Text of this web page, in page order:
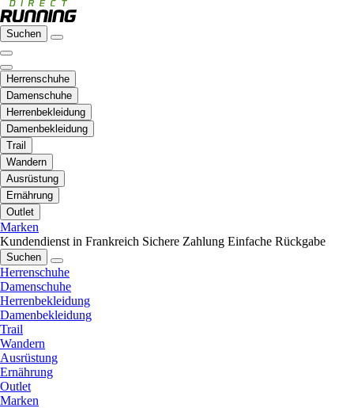
Suchen
Herrenschuhe
Damenschuhe
Herrenbekleidung
Damenbekleidung
Trail
Wandern
Ausrüstung
Ernährung
Outlet
Marken
Kundendienst in Frankreich Sichere Zahlung Einfache Rückgabe
Suchen
Herrenschuhe
Damenschuhe
Herrenbekleidung
Damenbekleidung
Trail
Wandern
Ausrüstung
Ernährung
Outlet
Marken